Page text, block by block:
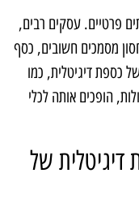
פרטיים. עסקים רבים,
מסמכים חשובים, כסף
כספת דיגיטלית, כמו
הופכים אותה לכלי
של